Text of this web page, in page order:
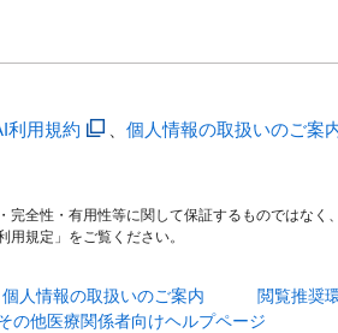
利用規約 、個人情報の取扱いのご案
全性・有用性等に関して保証するものではな
規定」をご覧ください。
個人情報の取扱いのご案内 閲覧推奨
の他医療関係者向けヘルプページ